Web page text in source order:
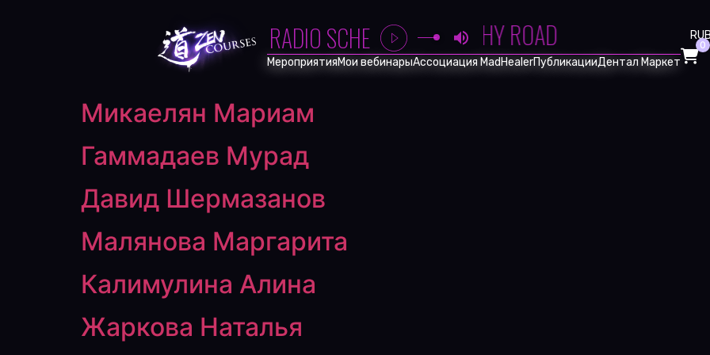
CARPENTER BRUT - ANARCHY ROAD
RADIO SCHE
МероприятияМои вебинарыАссоциация MadHealerПубликацииДентал Маркет
RUB
0
Микаелян Мариам
Гаммадаев Мурад
Давид Шермазанов
Малянова Маргарита
Калимулина Алина
Жаркова Наталья